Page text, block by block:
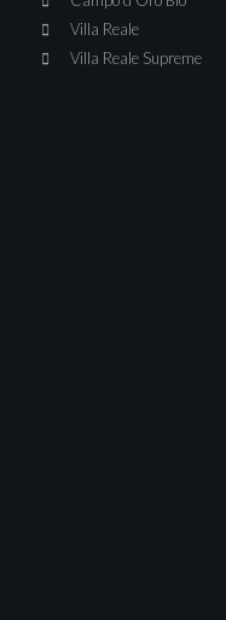
Villa Reale
Villa Reale Supreme